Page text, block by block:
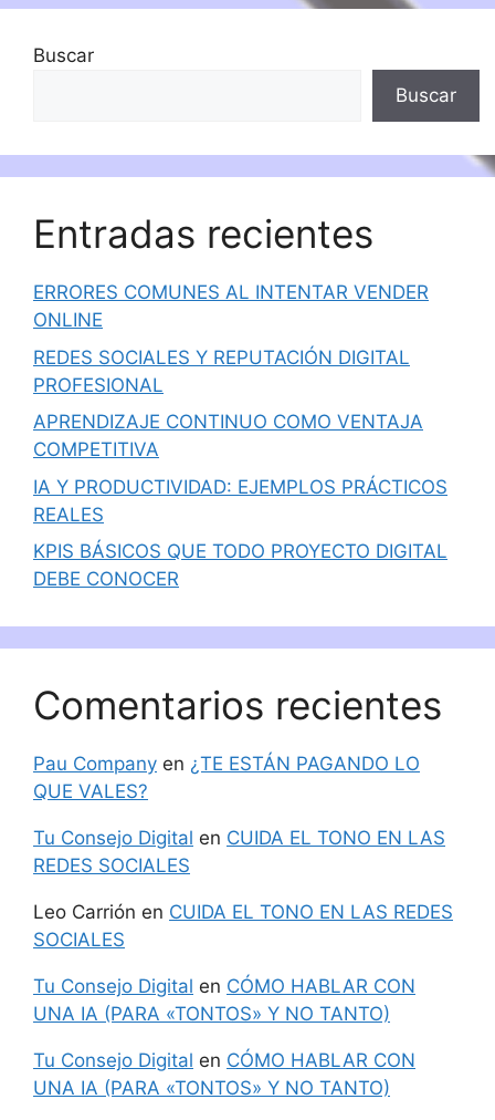
Buscar
Buscar
Entradas recientes
ERRORES COMUNES AL INTENTAR VENDER
ONLINE
REDES SOCIALES Y REPUTACIÓN DIGITAL
PROFESIONAL
APRENDIZAJE CONTINUO COMO VENTAJA
COMPETITIVA
IA Y PRODUCTIVIDAD: EJEMPLOS PRÁCTICOS
REALES
KPIS BÁSICOS QUE TODO PROYECTO DIGITAL
DEBE CONOCER
Comentarios recientes
Pau Company en ¿TE ESTÁN PAGANDO LO
QUE VALES?
Tu Consejo Digital en CUIDA EL TONO EN LAS
REDES SOCIALES
Leo Carrión en CUIDA EL TONO EN LAS REDES
SOCIALES
Tu Consejo Digital en CÓMO HABLAR CON
UNA IA (PARA «TONTOS» Y NO TANTO)
Tu Consejo Digital en CÓMO HABLAR CON
UNA IA (PARA «TONTOS» Y NO TANTO)